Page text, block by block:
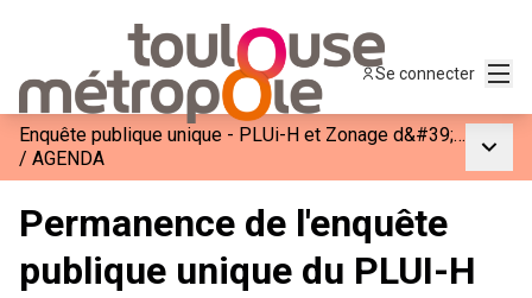
Se connecter
Enquête publique unique - PLUi-H et Zonage d&#39;Assainissement de Toulouse Métropole
/ AGENDA
Permanence de l'enquête
publique unique du PLUI-H